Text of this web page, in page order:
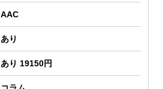
AAC
あり
あり 19150円